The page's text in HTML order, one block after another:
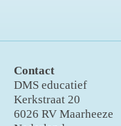
Contact
DMS educatief
Kerkstraat 20
6026 RV Maarheeze